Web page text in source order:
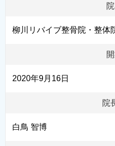
柳川リバイブ整骨院・整体
2020年9月16日
院
白鳥 智博